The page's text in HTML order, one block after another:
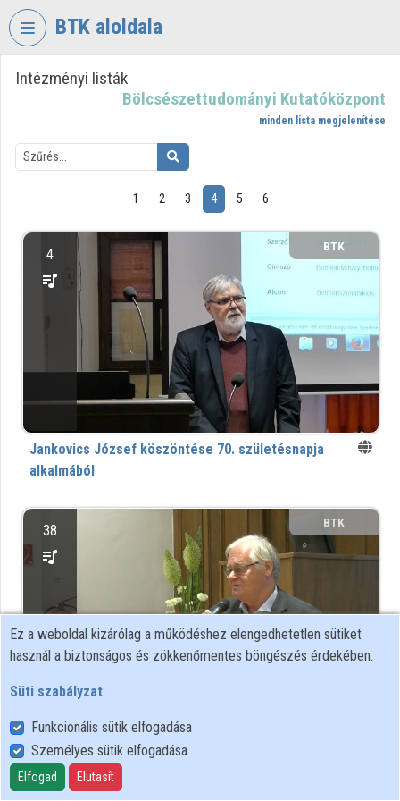
Fejléc kihagyása
BTK aloldala
VIDEOTORIUM
KUTATÓKÖZPONT
Intézményi felfedezés
Intézményi listák
Intézményi listák
Bölcsészettudományi Kutatóközpont
minden lista megjelenítése
1 2 3 4 5 6
BTK
4
Jankovics József köszöntése 70. születésnapja
alkalmából
BTK
38
Janus Pannonius, Vitéz János és a humanista
hagyomány továbbélése (1450-1630)
Ez a weboldal kizárólag a működéshez elengedhetetlen sütiket
használ a biztonságos és zökkenőmentes böngészés érdekében.
Süti szabályzat
Funkcionális sütik elfogadása
Személyes sütik elfogadása
Elfogad Elutasít